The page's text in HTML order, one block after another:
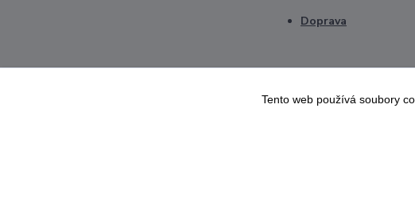
Doprava
Tento web používá soubory